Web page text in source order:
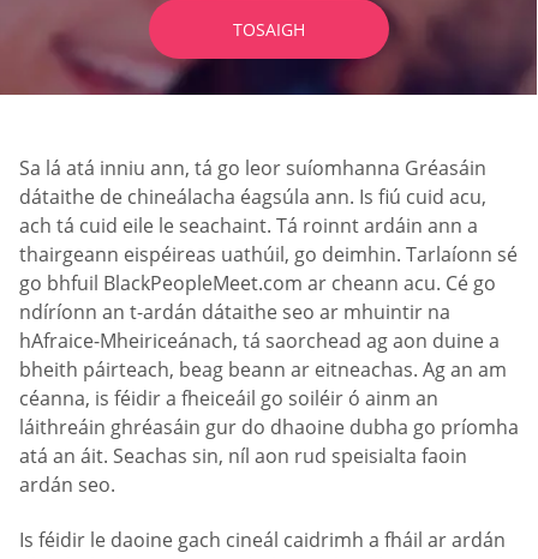
TOSAIGH
Sa lá atá inniu ann, tá go leor suíomhanna Gréasáin
dátaithe de chineálacha éagsúla ann. Is fiú cuid acu,
ach tá cuid eile le seachaint. Tá roinnt ardáin ann a
thairgeann eispéireas uathúil, go deimhin. Tarlaíonn sé
go bhfuil BlackPeopleMeet.com ar cheann acu. Cé go
ndíríonn an t-ardán dátaithe seo ar mhuintir na
hAfraice-Mheiriceánach, tá saorchead ag aon duine a
bheith páirteach, beag beann ar eitneachas. Ag an am
céanna, is féidir a fheiceáil go soiléir ó ainm an
láithreáin ghréasáin gur do dhaoine dubha go príomha
atá an áit. Seachas sin, níl aon rud speisialta faoin
ardán seo.
Is féidir le daoine gach cineál caidrimh a fháil ar ardán